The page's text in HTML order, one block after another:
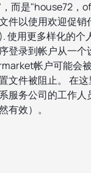
而是"house72，
件以使用欢迎促
使用更多样化的个
登录到帐户从一
帐户可能会
文件被阻止。 在
服务公司的工作
有效）。